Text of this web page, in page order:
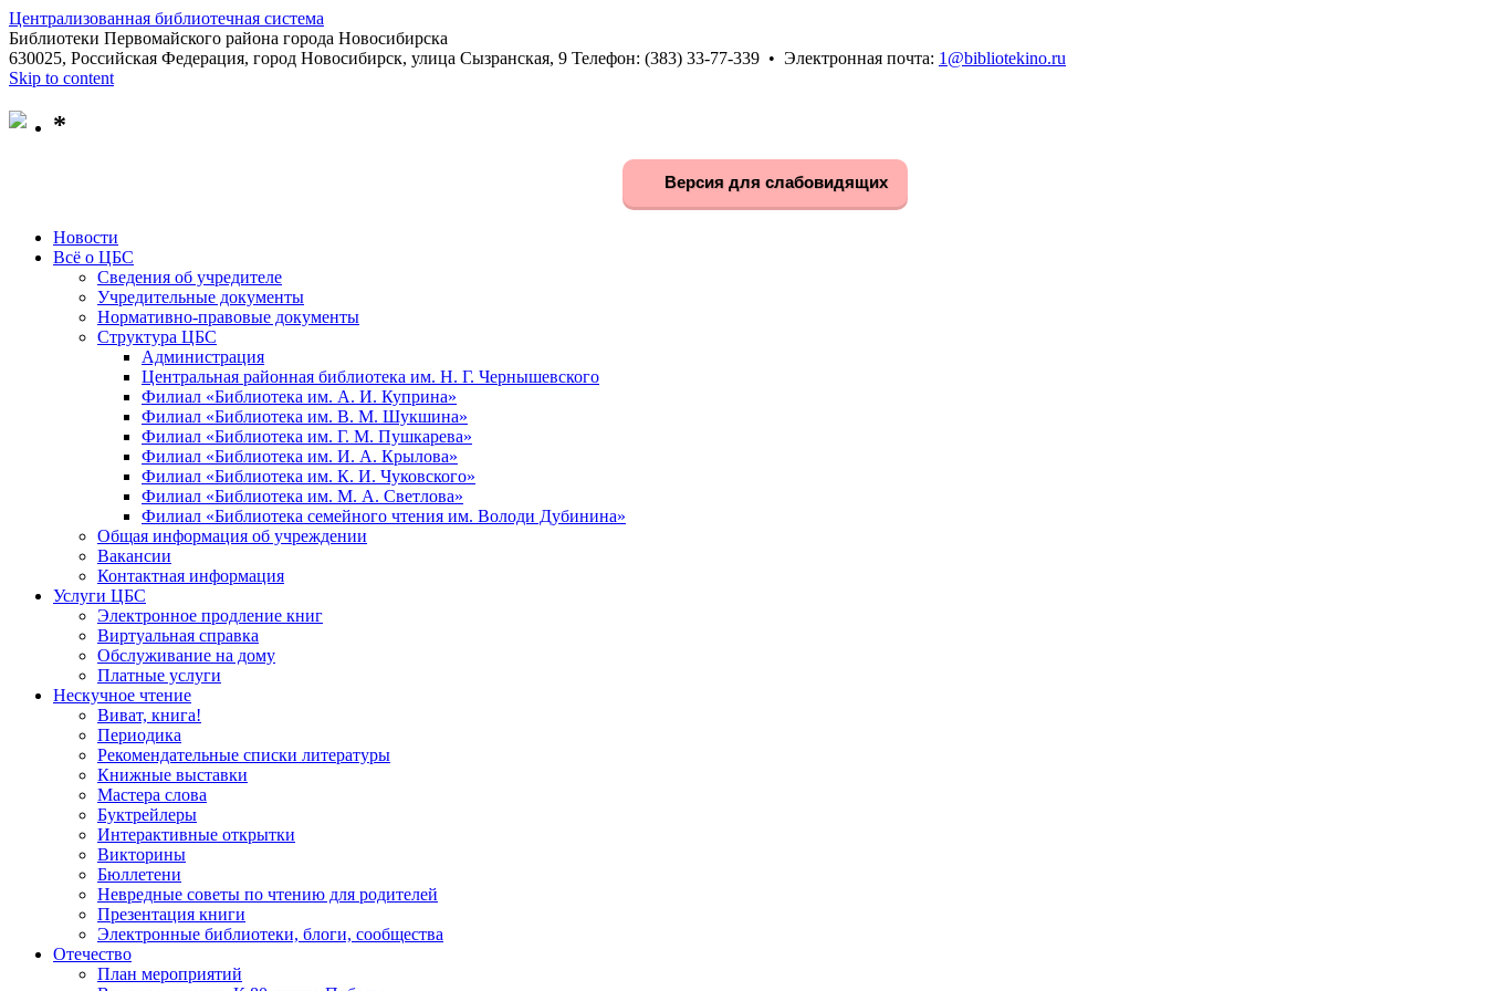
Централизованная библиотечная система
Библиотеки Первомайского района города Новосибирска
630025, Российская Федерация, город Новосибирск, улица Сызранская, 9 Телефон: (383) 33-77-339 • Электронная почта: 1@bibliotekino.ru
Skip to content
*
Версия для слабовидящих
Новости
Всё о ЦБС
Сведения об учредителе
Учредительные документы
Нормативно-правовые документы
Структура ЦБС
Администрация
Центральная районная библиотека им. Н. Г. Чернышевского
Филиал «Библиотека им. А. И. Куприна»
Филиал «Библиотека им. В. М. Шукшина»
Филиал «Библиотека им. Г. М. Пушкарева»
Филиал «Библиотека им. И. А. Крылова»
Филиал «Библиотека им. К. И. Чуковского»
Филиал «Библиотека им. М. А. Светлова»
Филиал «Библиотека семейного чтения им. Володи Дубинина»
Общая информация об учреждении
Вакансии
Контактная информация
Услуги ЦБС
Электронное продление книг
Виртуальная справка
Обслуживание на дому
Платные услуги
Нескучное чтение
Виват, книга!
Периодика
Рекомендательные списки литературы
Книжные выставки
Мастера слова
Буктрейлеры
Интерактивные открытки
Викторины
Бюллетени
Невредные советы по чтению для родителей
Презентация книги
Электронные библиотеки, блоги, сообщества
Отечество
План мероприятий